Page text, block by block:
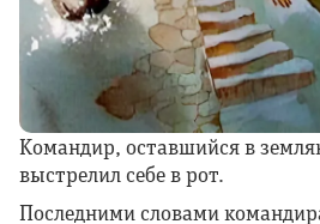
Командир, оставшийся в
выстрелил себе в рот.
Последними словами